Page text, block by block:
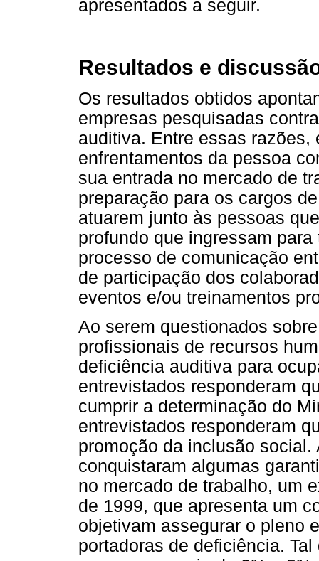
apresentados a seguir.
Resultados e
Os resultados obtidos
empresas pesquisadas
auditiva. Entre essas
enfrentamentos da pessoa
sua entrada no mercado de
preparação para os cargos
atuarem junto às pessoas
profundo que ingressam
processo de comunicação
de participação dos
eventos e/ou treinamentos
Ao serem questionados
profissionais de recursos
deficiência auditiva para
entrevistados responderam
cumprir a determinação do
entrevistados responderam
promoção da inclusão
conquistaram algumas
no mercado de trabalho, um
de 1999, que apresenta um
objetivam assegurar o pleno
portadoras de deficiência.